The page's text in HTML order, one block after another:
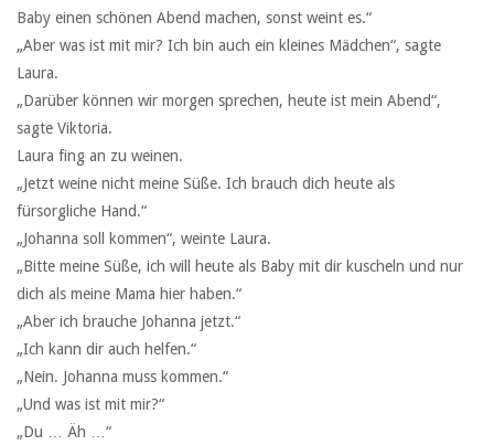
Baby einen schönen Abend machen, sonst weint es.“
„Aber was ist mit mir? Ich bin auch ein kleines Mädchen“, sagte
Laura.
„Darüber können wir morgen sprechen, heute ist mein Abend“,
sagte Viktoria.
Laura fing an zu weinen.
„Jetzt weine nicht meine Süße. Ich brauch dich heute als
fürsorgliche Hand.“
„Johanna soll kommen“, weinte Laura.
„Bitte meine Süße, ich will heute als Baby mit dir kuscheln und nur
dich als meine Mama hier haben.“
„Aber ich brauche Johanna jetzt.“
„Ich kann dir auch helfen.“
„Nein. Johanna muss kommen.“
„Und was ist mit mir?“
„Du … Äh …“